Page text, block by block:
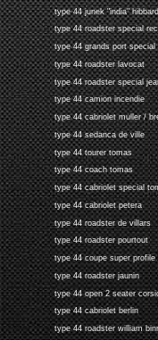
type 44 junek "india"
type 44 roadster special
type 44 grands port
type 44 roadster lavocat
type 44 roadster special
type 44 camion incendie
type 44 cabriolet muller /
type 44 sedanca de ville
type 44 tourer tomas
type 44 coach tomas
type 44 cabriolet special
type 44 cabriolet petera
type 44 roadster de villars
type 44 roadster pourtout
type 44 coupe super profile
type 44 roadster jaunin
type 44 open 2 seater
type 44 cabriolet berlin
type 44 roadster william